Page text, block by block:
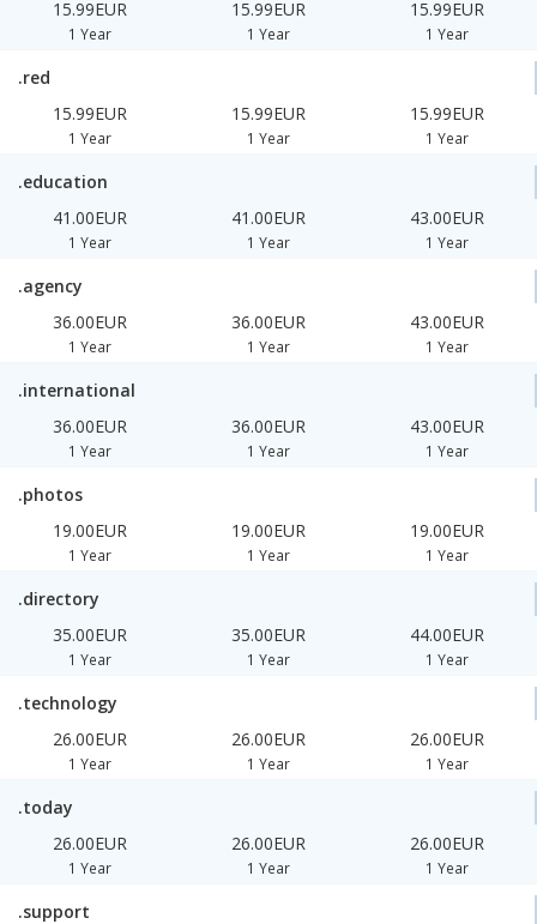
15.99EUR
1 Year
15.99EUR
1 Year
15.99EUR
1 Year
.red
15.99EUR
1 Year
15.99EUR
1 Year
15.99EUR
1 Year
.education
41.00EUR
1 Year
41.00EUR
1 Year
43.00EUR
1 Year
.agency
36.00EUR
1 Year
36.00EUR
1 Year
43.00EUR
1 Year
.international
36.00EUR
1 Year
36.00EUR
1 Year
43.00EUR
1 Year
.photos
19.00EUR
1 Year
19.00EUR
1 Year
19.00EUR
1 Year
.directory
35.00EUR
1 Year
35.00EUR
1 Year
44.00EUR
1 Year
.technology
26.00EUR
1 Year
26.00EUR
1 Year
26.00EUR
1 Year
.today
26.00EUR
1 Year
26.00EUR
1 Year
26.00EUR
1 Year
.support